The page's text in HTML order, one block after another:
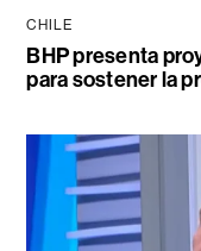
CHILE
BHP presenta
para sostener la